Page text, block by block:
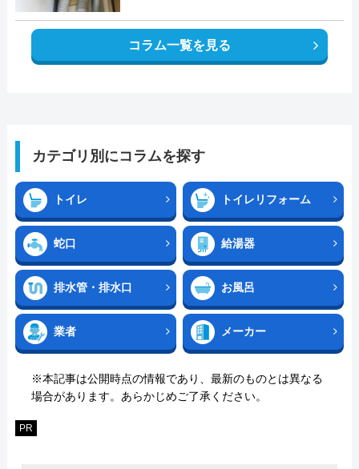
コラム一覧を見る
カテゴリ別にコラムを探す
トイレ トイレリフォーム
蛇口 給湯器
排水管・排水口 お風呂
業者 メーカー
※本記事は公開時点の情報であり、最新のものとは異なる
場合があります。あらかじめご了承ください。
PR